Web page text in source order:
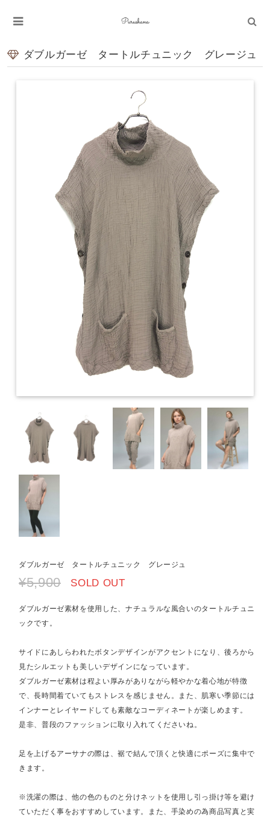
ダブルガーゼ タートルチュニック グレージュ
ダブルガーゼ タートルチュニック グレージュ
¥5,900 SOLD OUT
ダブルガーゼ素材を使用した、ナチュラルな風合いのタートルチュニ
ックです。
サイドにあしらわれたボタンデザインがアクセントになり、後ろから
見たシルエットも美しいデザインになっています。
ダブルガーゼ素材は程よい厚みがありながら軽やかな着心地が特徴
で、長時間着ていてもストレスを感じません。また、肌寒い季節には
インナーとレイヤードしても素敵なコーディネートが楽しめます。
是非、普段のファッションに取り入れてくださいね。
足を上げるアーサナの際は、裾で結んで頂くと快適にポーズに集中で
きます。
※洗濯の際は、他の色のものと分けネットを使用し引っ掛け等を避け
ていただく事をおすすめしています。また、手染めの為商品写真と実